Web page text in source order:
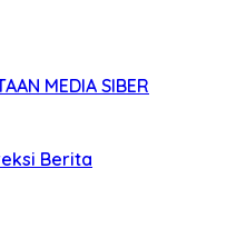
MEDIA SIBER
Berita